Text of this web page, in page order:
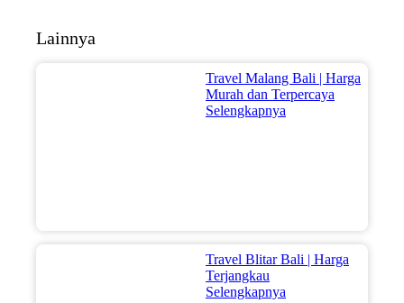
Lainnya
Travel Malang Bali | Harga
Murah dan Terpercaya
Selengkapnya
Travel Blitar Bali | Harga
Terjangkau
Selengkapnya